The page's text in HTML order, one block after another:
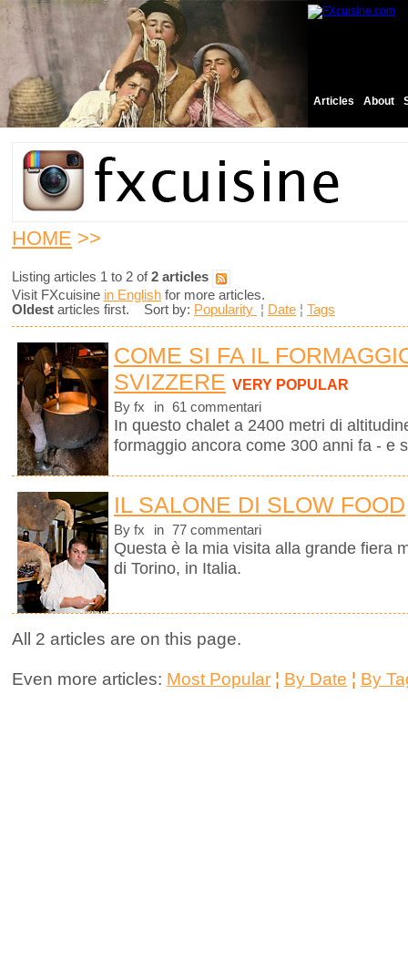
Articles About
HOME >>
Listing articles 1 to 2 of2 articles
Visit FXcuisine in English for more articles.
Oldest articles first. Sort by: Popularity ¦ Date ¦ Tags
COME SI FA IL
SVIZZERE VERY POPULAR
By fx in 61 commentari
In questo chalet a 2400 metri di
formaggio ancora come 300 anni fa - e
IL SALONE DI SLOW FOOD
By fx in 77 commentari
Questa è la mia visita alla grande fiera
di Torino, in Italia.
All 2 articles are on this page.
Even more articles: Most Popular ¦ By Date ¦ By